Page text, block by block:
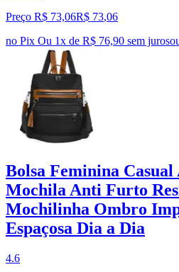
Preço R$ 73,06R$ 73,06
no Pix Ou 1x de R$ 76,90 sem juros
Bolsa Feminina
Mochila Anti Furto
Mochilinha Ombro
Espaçosa Dia a Dia
4.6